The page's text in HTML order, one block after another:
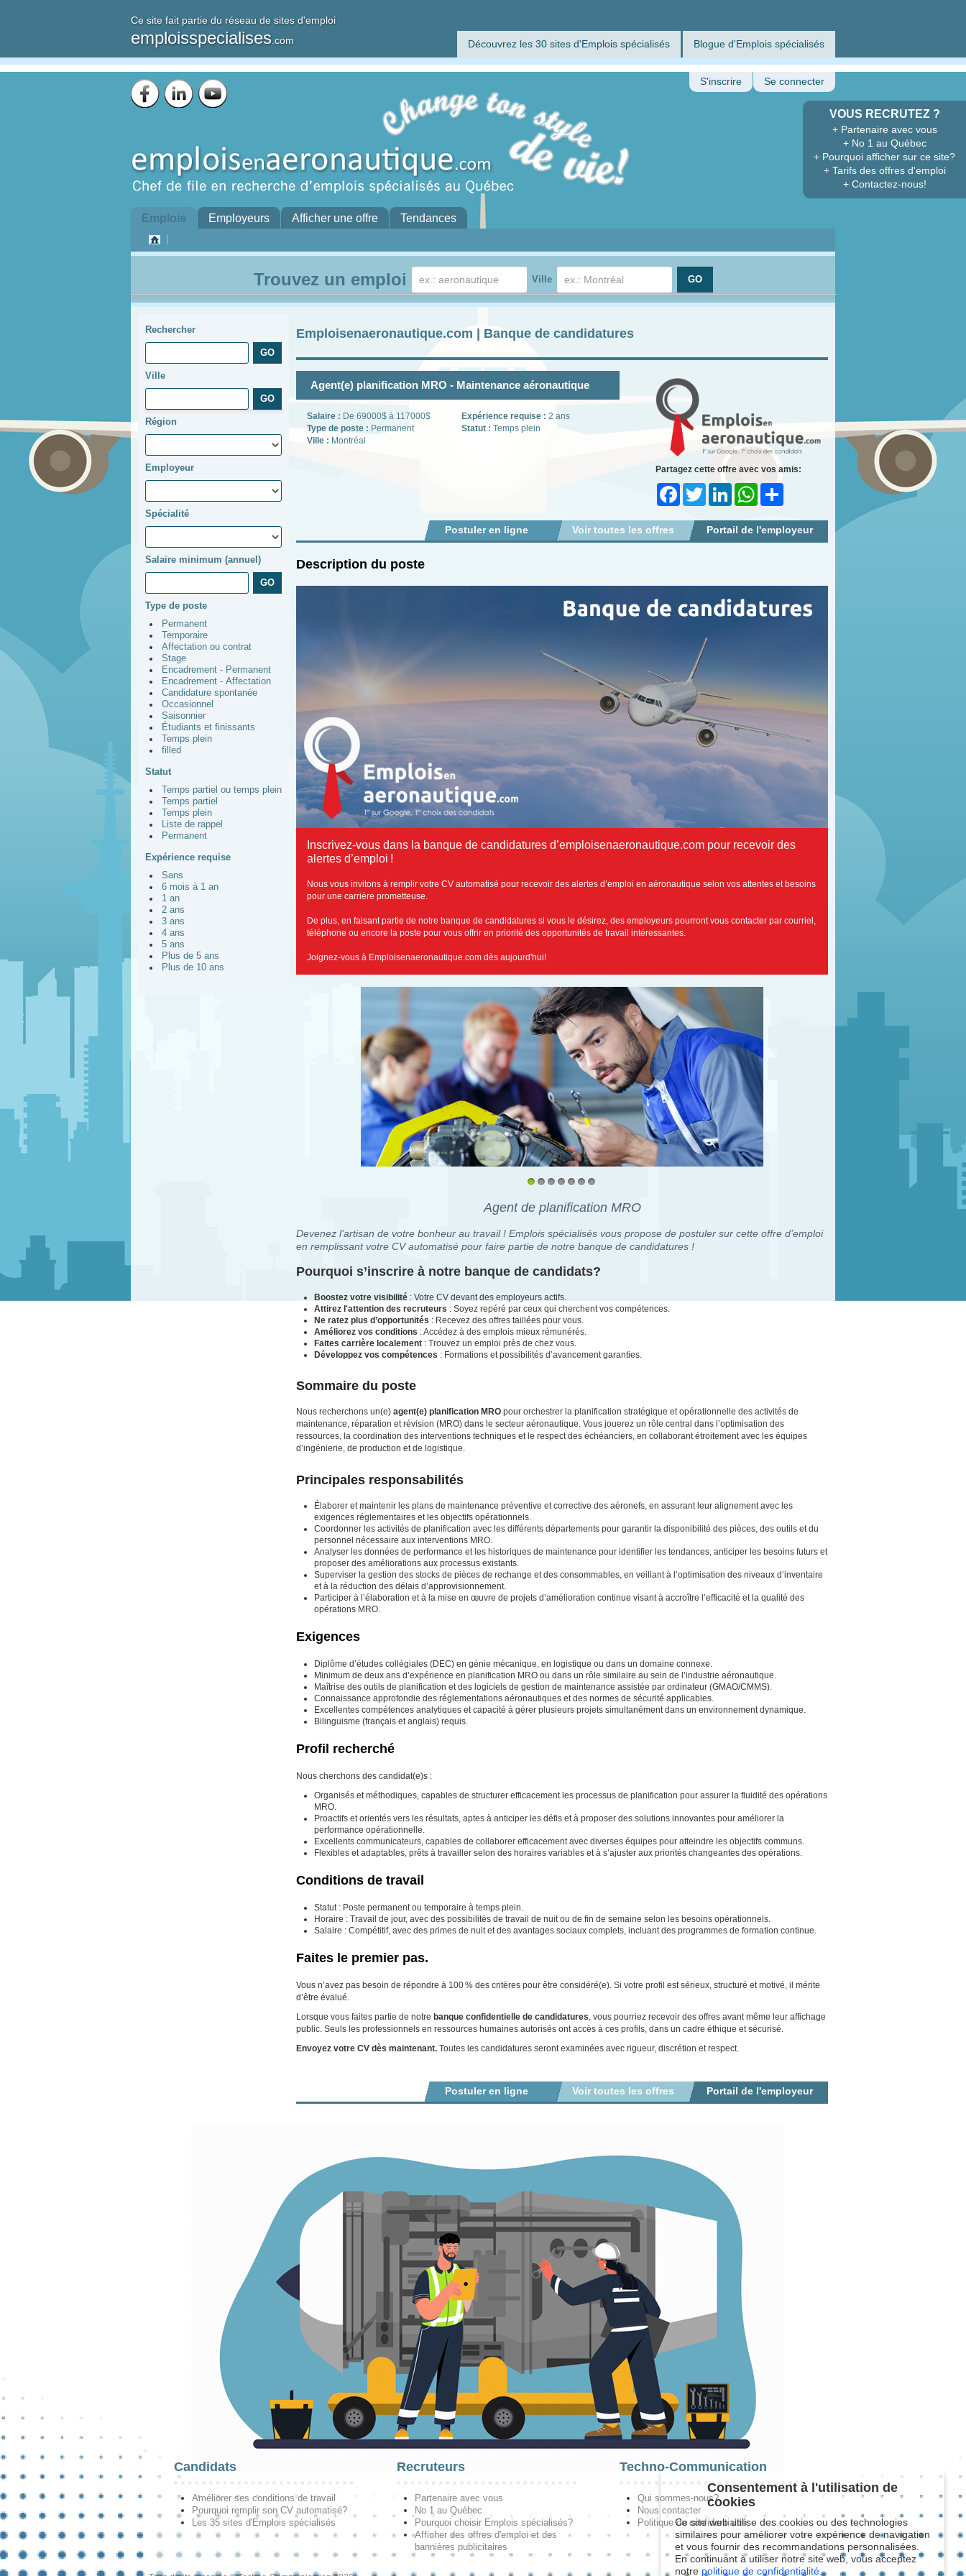
Ce site fait partie du réseau de sites d'emploi
emploisspecialises .com Découvrez les 30 sites d'Emplois spécialisés Blogue d'Emplois spécialisés
VOUS RECRUTEZ ?
+ Partenaire avec vous
+ No 1 au Québec
+ Pourquoi afficher sur ce site?
+ Tarifs des offres d'emploi
+ Contactez-nous!
S'inscrire Se connecter
Emplois Employeurs Afficher une offre Tendances
Trouvez un emploi Ville
Rechercher
Ville
Région
Employeur
Spécialité
Salaire minimum (annuel)
Type de poste
Permanent
Temporaire
Affectation ou contrat
Stage
Encadrement - Permanent
Encadrement - Affectation
Candidature spontanée
Occasionnel
Saisonnier
Étudiants et finissants
Temps plein
filled
Statut
Temps partiel ou temps plein
Temps partiel
Temps plein
Liste de rappel
Permanent
Expérience requise
Sans
6 mois à 1 an
1 an
2 ans
3 ans
4 ans
5 ans
Plus de 5 ans
Plus de 10 ans
Emploisenaeronautique.com | Banque de candidatures
Agent(e) planification MRO - Maintenance aéronautique
Salaire : De 69000$ à 117000$
Type de poste : Permanent
Ville : Montréal
Expérience requise : 2 ans
Statut : Temps plein
Partagez cette offre avec vos amis:
FacebookTwitter LinkedIn WhatsApp
Portail de l'employeur
Voir toutes les offres
Postuler en ligne
Description du poste
Inscrivez-vous dans la banque de candidatures d’emploisenaeronautique.com pour recevoir des
alertes d’emploi !
Nous vous invitons à remplir votre CV automatisé pour recevoir des alertes d’emploi en aéronautique selon vos attentes et besoins
pour une carrière prometteuse.
De plus, en faisant partie de notre banque de candidatures si vous le désirez, des employeurs pourront vous contacter par courriel,
téléphone ou encore la poste pour vous offrir en priorité des opportunités de travail intéressantes.
Joignez-vous à Emploisenaeronautique.com dès aujourd'hui!
Agent de planification MRO
Devenez l’artisan de votre bonheur au travail ! Emplois spécialisés vous propose de postuler sur cette offre d’emploi
en remplissant votre CV automatisé pour faire partie de notre banque de candidatures !
Pourquoi s’inscrire à notre banque de candidats?
Boostez votre visibilité : Votre CV devant des employeurs actifs.
Attirez l'attention des recruteurs : Soyez repéré par ceux qui cherchent vos compétences.
Ne ratez plus d’opportunités : Recevez des offres taillées pour vous.
Améliorez vos conditions : Accédez à des emplois mieux rémunérés.
Faites carrière localement : Trouvez un emploi près de chez vous.
Développez vos compétences : Formations et possibilités d’avancement garanties.
Sommaire du poste
Nous recherchons un(e) agent(e) planification MRO pour orchestrer la planification stratégique et opérationnelle des activités de
maintenance, réparation et révision (MRO) dans le secteur aéronautique. Vous jouerez un rôle central dans l’optimisation des
ressources, la coordination des interventions techniques et le respect des échéanciers, en collaborant étroitement avec les équipes
d’ingénierie, de production et de logistique.
Principales responsabilités
Élaborer et maintenir les plans de maintenance préventive et corrective des aéronefs, en assurant leur alignement avec les
exigences réglementaires et les objectifs opérationnels.
Coordonner les activités de planification avec les différents départements pour garantir la disponibilité des pièces, des outils et du
personnel nécessaire aux interventions MRO.
Analyser les données de performance et les historiques de maintenance pour identifier les tendances, anticiper les besoins futurs et
proposer des améliorations aux processus existants.
Superviser la gestion des stocks de pièces de rechange et des consommables, en veillant à l’optimisation des niveaux d’inventaire
et à la réduction des délais d’approvisionnement.
Participer à l’élaboration et à la mise en œuvre de projets d’amélioration continue visant à accroître l’efficacité et la qualité des
opérations MRO.
Exigences
Diplôme d’études collégiales (DEC) en génie mécanique, en logistique ou dans un domaine connexe.
Minimum de deux ans d’expérience en planification MRO ou dans un rôle similaire au sein de l’industrie aéronautique.
Maîtrise des outils de planification et des logiciels de gestion de maintenance assistée par ordinateur (GMAO/CMMS).
Connaissance approfondie des réglementations aéronautiques et des normes de sécurité applicables.
Excellentes compétences analytiques et capacité à gérer plusieurs projets simultanément dans un environnement dynamique.
Bilinguisme (français et anglais) requis.
Profil recherché
Nous cherchons des candidat(e)s :
Organisés et méthodiques, capables de structurer efficacement les processus de planification pour assurer la fluidité des opérations
MRO.
Proactifs et orientés vers les résultats, aptes à anticiper les défis et à proposer des solutions innovantes pour améliorer la
performance opérationnelle.
Excellents communicateurs, capables de collaborer efficacement avec diverses équipes pour atteindre les objectifs communs.
Flexibles et adaptables, prêts à travailler selon des horaires variables et à s’ajuster aux priorités changeantes des opérations.
Conditions de travail
Statut : Poste permanent ou temporaire à temps plein.
Horaire : Travail de jour, avec des possibilités de travail de nuit ou de fin de semaine selon les besoins opérationnels.
Salaire : Compétitif, avec des primes de nuit et des avantages sociaux complets, incluant des programmes de formation continue.
Faites le premier pas.
Vous n’avez pas besoin de répondre à 100 % des critères pour être considéré(e). Si votre profil est sérieux, structuré et motivé, il mérite
d’être évalué.
Lorsque vous faites partie de notre banque confidentielle de candidatures, vous pourriez recevoir des offres avant même leur affichage
public. Seuls les professionnels en ressources humaines autorisés ont accès à ces profils, dans un cadre éthique et sécurisé.
Envoyez votre CV dès maintenant. Toutes les candidatures seront examinées avec rigueur, discrétion et respect.
Portail de l'employeur
Voir toutes les offres
Postuler en ligne
Candidats
Améliorer ses conditions de travail
Pourquoi remplir son CV automatisé?
Les 35 sites d'Emplois spécialisés
Recruteurs
Partenaire avec vous
No 1 au Québec
Pourquoi choisir Emplois spécialisés?
Afficher des offres d'emploi et des
bannières publicitaires
Techno-Communication
Qui sommes-nous?
Nous contacter
Politique de confidentialité
Consentement à l'utilisation de
cookies
Ce site web utilise des cookies ou des technologies
similaires pour améliorer votre expérience de navigation
et vous fournir des recommandations personnalisées.
En continuant à utiliser notre site web, vous acceptez
notre politique de confidentialité.